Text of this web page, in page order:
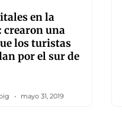
en la
crearon una
los turistas
por el sur de
mayo 31, 2019